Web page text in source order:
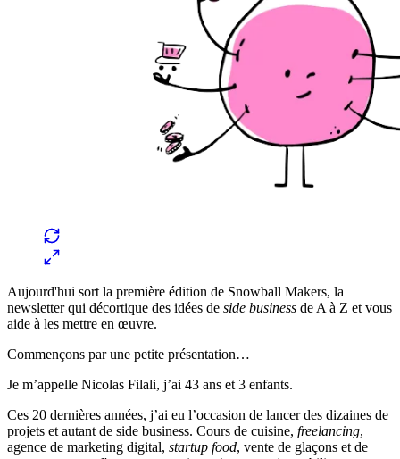
Aujourd'hui sort la première édition de Snowball Makers, la
newsletter qui décortique des idées de side business de A à Z et vous
aide à les mettre en œuvre.
Commençons par une petite présentation…
Je m’appelle Nicolas Filali, j’ai 43 ans et 3 enfants.
Ces 20 dernières années, j’ai eu l’occasion de lancer des dizaines de
projets et autant de side business. Cours de cuisine, freelancing,
agence de marketing digital, startup food, vente de glaçons et de